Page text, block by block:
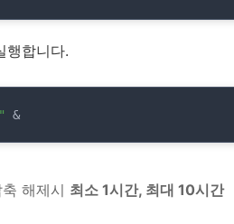
행합니다.
&
해제시 최소 1시간, 최대 10시간